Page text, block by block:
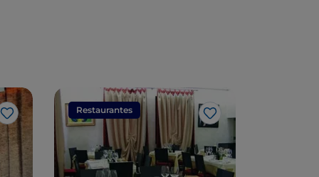
Me gusta
Restaurantes
Me gusta